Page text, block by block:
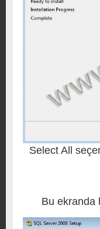
Select All
Bu ekranda